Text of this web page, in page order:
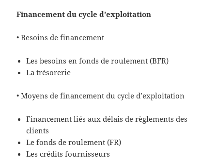
Financement du cycle d’exploitation
• Besoins de financement
Les besoins en fonds de roulement (BFR)
La trésorerie
• Moyens de financement du cycle d’exploitation
Financement liés aux délais de règlements des
clients
Le fonds de roulement (FR)
Les crédits fournisseurs